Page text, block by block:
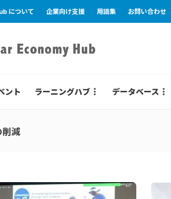
について 企業向け支援 用語集 お問い合わせ
ント ラーニングハブ データベース
削減